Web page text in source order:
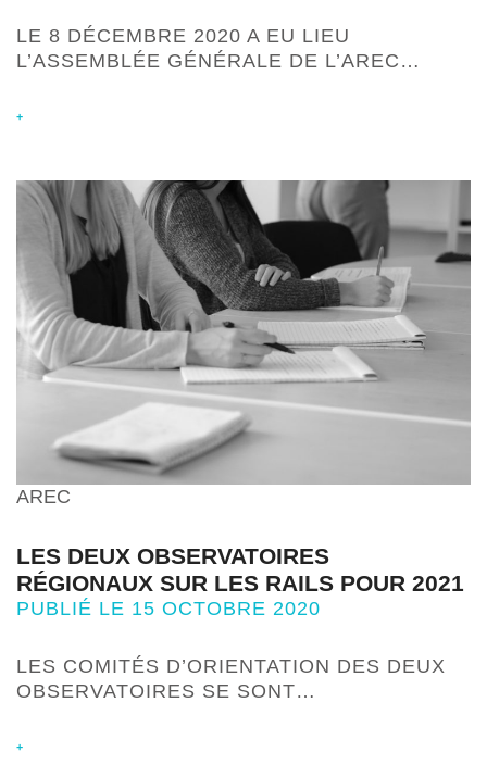
LE 8 DÉCEMBRE 2020 A EU LIEU
L’ASSEMBLÉE GÉNÉRALE DE L’AREC…
+
AREC
LES DEUX OBSERVATOIRES
RÉGIONAUX SUR LES RAILS POUR 2021
PUBLIÉ LE 15 OCTOBRE 2020
LES COMITÉS D’ORIENTATION DES DEUX
OBSERVATOIRES SE SONT…
+